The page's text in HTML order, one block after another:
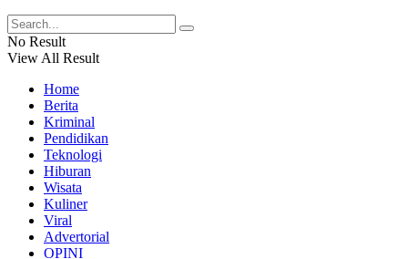
No Result
View All Result
Home
Berita
Kriminal
Pendidikan
Teknologi
Hiburan
Wisata
Kuliner
Viral
Advertorial
OPINI